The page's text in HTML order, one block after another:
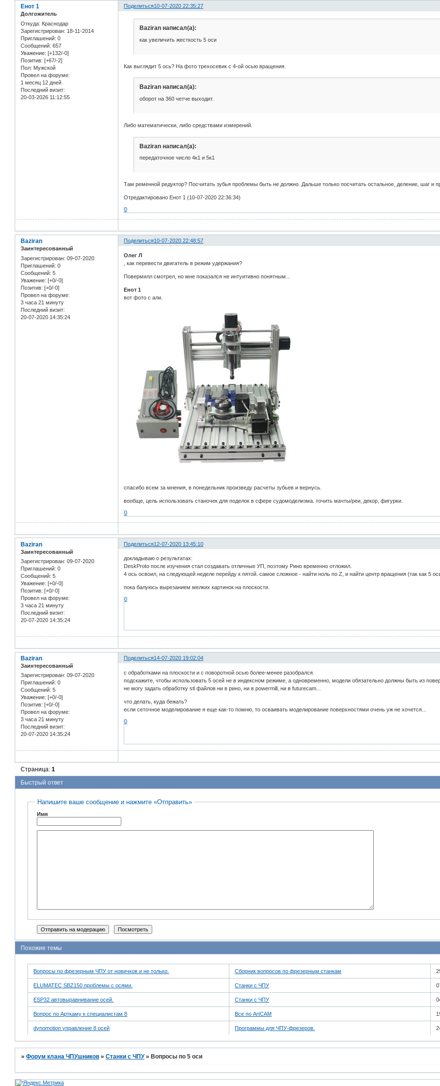
Поделиться10-07-2020 22:35:27
Енот 1
Долгожитель
Откуда: Краснодар
Зарегистрирован: 18-11-2014
Приглашений: 0
Сообщений: 657
Уважение: [+132/-0]
Позитив: [+67/-2]
Пол: Мужской
Провел на форуме:
1 месяц 12 дней
Последний визит:
20-03-2026 11:12:55
Baziran написал(а):
как увеличить жесткость 5 оси
Как выглядит 5 ось? На фото трехосевик с 4-ой осью вращения.
Baziran написал(а):
оборот на 360 четче выходит.
Либо математически, либо средствами измерений.
Baziran написал(а):
передаточное число 4к1 и 5к1
Там ременной редуктор? Посчитать зубья проблемы быть не должно. Дальше только посчитать остальное, деление, шаг и
Отредактировано Енот 1 (10-07-2020 22:36:34)
0
Поделиться10-07-2020 22:48:57
Baziran
Заинтересованный
Зарегистрирован: 09-07-2020
Приглашений: 0
Сообщений: 5
Уважение: [+0/-0]
Позитив: [+0/-0]
Провел на форуме:
3 часа 21 минуту
Последний визит:
20-07-2020 14:35:24
Олег Л
, как перевести двигатель в режим удержания?
Повермилл смотрел, но мне показался не интуитивно понятным...
Енот 1
вот фото с али.
спасибо всем за мнения, в понедельник произведу расчеты зубьев и вернусь.
вообще, цель использовать станочек для поделок в сфере судомоделизма. точить мачты/реи, декор, фигурки.
0
Поделиться12-07-2020 13:45:10
Baziran
Заинтересованный
Зарегистрирован: 09-07-2020
Приглашений: 0
Сообщений: 5
Уважение: [+0/-0]
Позитив: [+0/-0]
Провел на форуме:
3 часа 21 минуту
Последний визит:
20-07-2020 14:35:24
докладываю о результатах:
DeskProto после изучения стал создавать отличные УП, поэтому Рино временно отложил.
4 ось освоил, на следующей неделе перейду к пятой. самое сложное - найти ноль по Z, и найти центр вращения (так как 5
пока балуюсь вырезанием мелких картинок на плоскости.
0
Поделиться14-07-2020 19:02:04
Baziran
Заинтересованный
Зарегистрирован: 09-07-2020
Приглашений: 0
Сообщений: 5
Уважение: [+0/-0]
Позитив: [+0/-0]
Провел на форуме:
3 часа 21 минуту
Последний визит:
20-07-2020 14:35:24
с обработками на плоскости и с поворотной осью более-менее разобрался.
подскажите, чтобы использовать 5 осей не в индексном режиме, а одновременно, модели обязательно должны быть из
не могу задать обработку stl файлов ни в рино, ни в powermill, ни в futurecam...
что делать, куда бежать?
если сеточное моделирование я еще как-то помню, то осваивать моделирование поверхностями очень уж не хочется...
0
Страница:1
Быстрый ответ
Напишите ваше сообщение и нажмите «Отправить»
Имя
Похожие темы
Вопросы по фрезерным ЧПУ от новичков и не только. Сборник вопросов по фрезерным станкам
ELUMATEC SBZ150 проблемы с осями. Станки с ЧПУ
ESP32 автовыравнивание осей. Станки с ЧПУ
Вопрос по Арткаму к специалистам 8 Все по ArtCAM
dynomotion управление 8 осей Программы для ЧПУ-фрезеров.
»Форум клана ЧПУшников »Станки с ЧПУ » Вопросы по 5 оси